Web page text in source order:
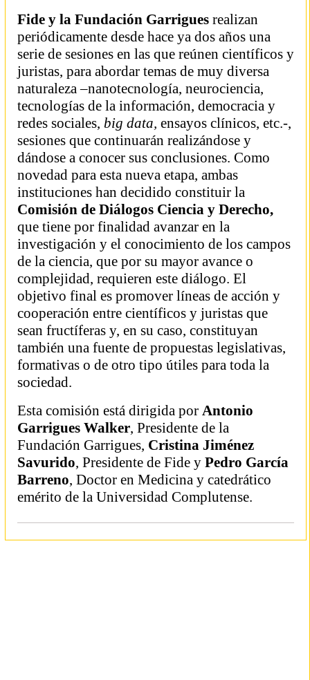
Fide y la Fundación Garrigues realizan
periódicamente desde hace ya dos años una
serie de sesiones en las que reúnen científicos y
juristas, para abordar temas de muy diversa
naturaleza ­–nanotecnología, neurociencia,
tecnologías de la información, democracia y
redes sociales, big data, ensayos clínicos, etc.‑,
sesiones que continuarán realizándose y
dándose a conocer sus conclusiones. Como
novedad para esta nueva etapa, ambas
instituciones han decidido constituir la
Comisión de Diálogos Ciencia y Derecho,
que tiene por finalidad avanzar en la
investigación y el conocimiento de los campos
de la ciencia, que por su mayor avance o
complejidad, requieren este diálogo. El
objetivo final es promover líneas de acción y
cooperación entre científicos y juristas que
sean fructíferas y, en su caso, constituyan
también una fuente de propuestas legislativas,
formativas o de otro tipo útiles para toda la
sociedad.
Esta comisión está dirigida por Antonio
Garrigues Walker, Presidente de la
Fundación Garrigues, Cristina Jiménez
Savurido, Presidente de Fide y Pedro García
Barreno, Doctor en Medicina y catedrático
emérito de la Universidad Complutense.